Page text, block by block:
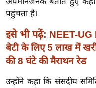
सा
हि
त्य
ज
ग
त
ऑ
पहुंचता है।
इसे भी पढ़ें: NEET-UG
बेटी के लिए 5 लाख में
की 8 घंटे की मैराथन रेड
उन्होंने कहा कि संसदीय